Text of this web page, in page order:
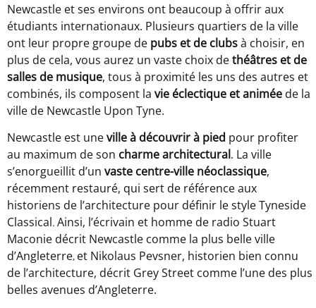
Newcastle et ses environs ont beaucoup à offrir aux
étudiants internationaux. Plusieurs quartiers de la ville
ont leur propre groupe de pubs et de clubsà choisir, en
plus de cela, vous aurez un vaste choix dethéâtres et de
salles de musique, tous à proximité les uns des autres et
combinés, ils composent la vie éclectique et animée de la
ville de Newcastle Upon Tyne.
Newcastle est uneville à découvrir à pied pour profiter
au maximum de son charme architectural. La ville
s’enorgueillit d’un vaste centre-ville néoclassique,
récemment restauré, qui sert de référence aux
historiens de l’architecture pour définir le style Tyneside
Classical. Ainsi, l’écrivain et homme de radio Stuart
Maconie décrit Newcastle comme la plus belle ville
d’Angleterre, et Nikolaus Pevsner, historien bien connu
de l’architecture, décrit Grey Street comme l’une des plus
belles avenues d’Angleterre.